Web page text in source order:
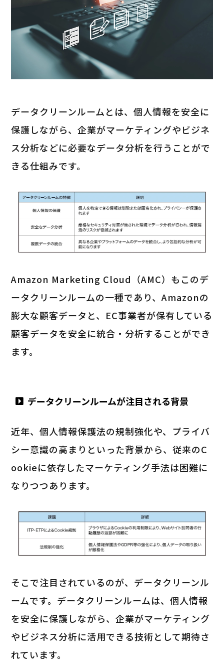
データクリーンルームとは、個人情報を安全に
保護しながら、企業がマーケティングやビジネ
ス分析などに必要なデータ分析を行うことがで
きる仕組みです。
Amazon Marketing Cloud（AMC）もこのデ
ータクリーンルームの一種であり、Amazonの
膨大な顧客データと、EC事業者が保有している
顧客データを安全に統合・分析することができ
ます。
データクリーンルームが注目される背景
近年、個人情報保護法の規制強化や、プライバ
シー意識の高まりといった背景から、従来のC
ookieに依存したマーケティング手法は困難に
なりつつあります。
そこで注目されているのが、データクリーンル
ームです。データクリーンルームは、個人情報
を安全に保護しながら、企業がマーケティング
やビジネス分析に活用できる技術として期待さ
れています。